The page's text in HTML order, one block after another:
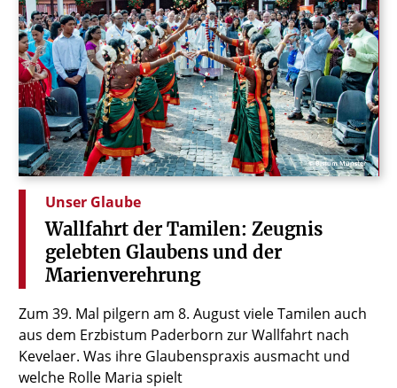
© Bistum Münster
Unser Glaube
Wallfahrt der Tamilen: Zeugnis
gelebten Glaubens und der
Marienverehrung
Zum 39. Mal pilgern am 8. August viele Tamilen auch
aus dem Erzbistum Paderborn zur Wallfahrt nach
Kevelaer. Was ihre Glaubenspraxis ausmacht und
welche Rolle Maria spielt